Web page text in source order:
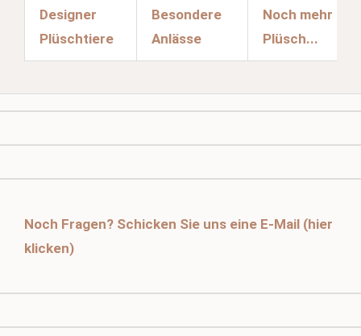
Designer
Plüschtiere
Besondere
Anlässe
Noch mehr
Plüsch...
Noch Fragen? Schicken Sie uns eine E-Mail (hier
klicken)